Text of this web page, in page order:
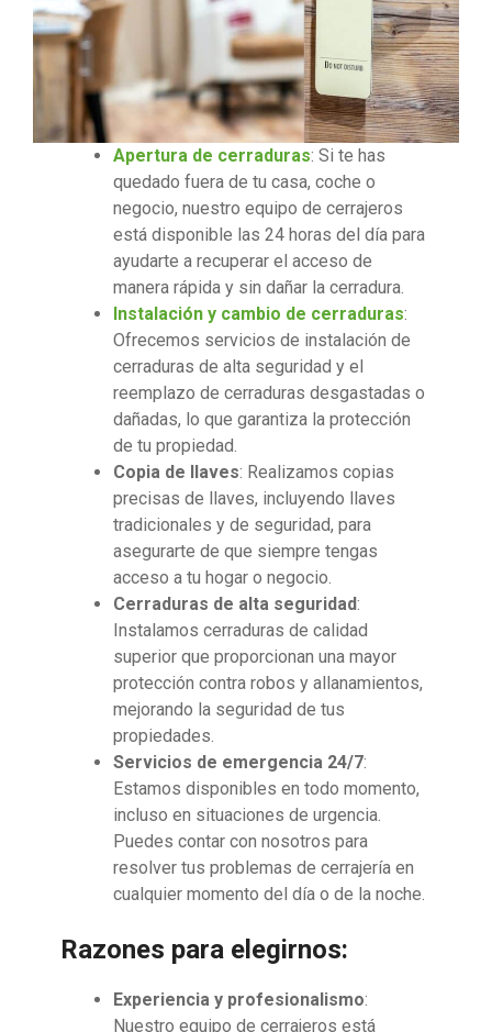
Apertura de cerraduras: Si te has
quedado fuera de tu casa, coche o
negocio, nuestro equipo de cerrajeros
está disponible las 24 horas del día para
ayudarte a recuperar el acceso de
manera rápida y sin dañar la cerradura.
Instalación y cambio de cerraduras:
Ofrecemos servicios de instalación de
cerraduras de alta seguridad y el
reemplazo de cerraduras desgastadas o
dañadas, lo que garantiza la protección
de tu propiedad.
Copia de llaves: Realizamos copias
precisas de llaves, incluyendo llaves
tradicionales y de seguridad, para
asegurarte de que siempre tengas
acceso a tu hogar o negocio.
Cerraduras de alta seguridad:
Instalamos cerraduras de calidad
superior que proporcionan una mayor
protección contra robos y allanamientos,
mejorando la seguridad de tus
propiedades.
Servicios de emergencia 24/7:
Estamos disponibles en todo momento,
incluso en situaciones de urgencia.
Puedes contar con nosotros para
resolver tus problemas de cerrajería en
cualquier momento del día o de la noche.
Razones para elegirnos:
Experiencia y profesionalismo:
Nuestro equipo de cerrajeros está